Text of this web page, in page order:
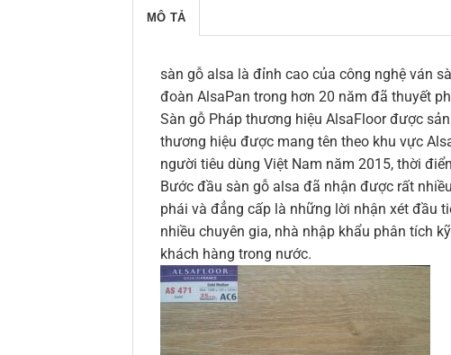
MÔ TẢ
sàn gỗ alsa là đỉnh cao của công nghệ ván
đoàn AlsaPan trong hơn 20 năm đã thuyết
Sàn gỗ Pháp thương hiệu AlsaFloor được
thương hiệu được mang tên theo khu vực
người tiêu dùng Việt Nam năm 2015, thời
Bước đầu sàn gỗ alsa đã nhận được rất
phái và đẳng cấp là những lời nhận xét đầu
nhiều chuyên gia, nhà nhập khẩu phân tích
khách hàng trong nước.